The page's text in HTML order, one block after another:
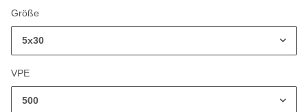
Größe
5x30
VPE
500